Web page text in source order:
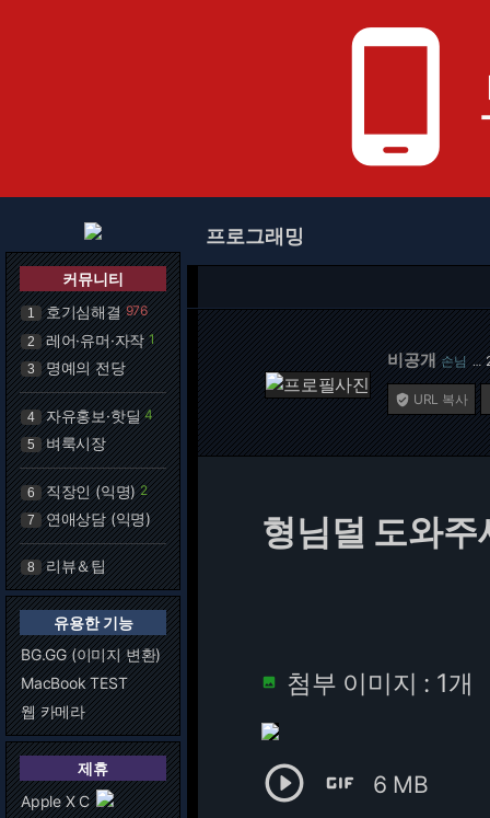
phone_android
커뮤니티
1 호기심해결 976
2 레어·유머·자작 1
3 명예의 전당
4 자유홍보·핫딜 4
5 벼룩시장
6 직장인 (익명) 2
7 연애상담 (익명)
8 리뷰＆팁
유용한 기능
BG.GG (이미지 변환)
MacBook TEST
웹 카메라
제휴
Apple X C
프로그래밍
비공개 손님 …
 URL 복사
형님덜 도와
 첨부 이미지 : 1개
  6 MB